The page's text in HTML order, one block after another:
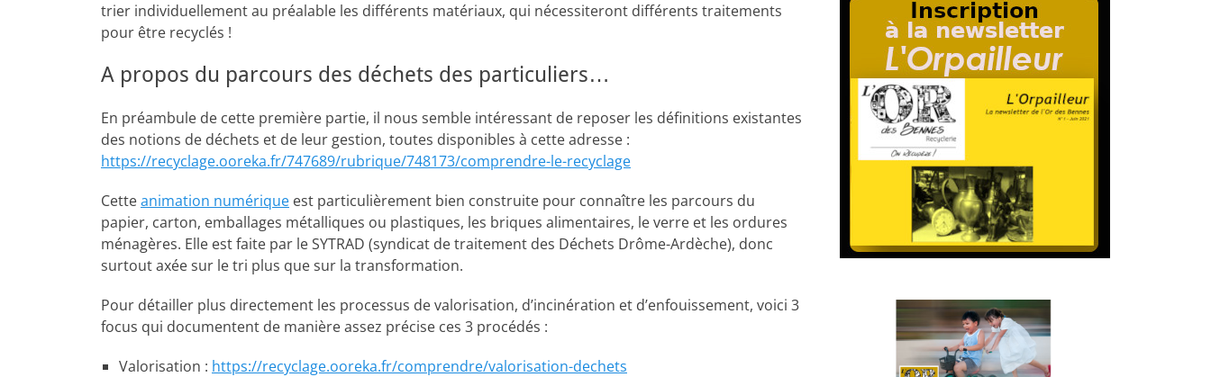
trier individuellement au préalable les différents matériaux, qui nécessiteront différents traitements
pour être recyclés !
A propos du parcours des déchets des particuliers…
En préambule de cette première partie, il nous semble intéressant de reposer les définitions existantes
des notions de déchets et de leur gestion, toutes disponibles à cette adresse :
https://recyclage.ooreka.fr/747689/rubrique/748173/comprendre-le-recyclage
Cetteanimation numérique est particulièrement bien construite pour connaître les parcours du
papier, carton, emballages métalliques ou plastiques, les briques alimentaires, le verre et les ordures
ménagères. Elle est faite par le SYTRAD (syndicat de traitement des Déchets Drôme-Ardèche), donc
surtout axée sur le tri plus que sur la transformation.
Pour détailler plus directement les processus de valorisation, d’incinération et d’enfouissement, voici 3
focus qui documentent de manière assez précise ces 3 procédés :
Valorisation : https://recyclage.ooreka.fr/comprendre/valorisation-dechets